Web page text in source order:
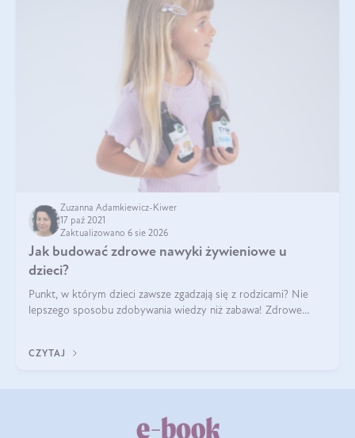
Zuzanna Adamkiewicz-Kiwer
17 paź 2021
Zaktualizowano 6 sie 2026
Jak budować zdrowe nawyki żywieniowe u
dzieci?
Punkt, w którym dzieci zawsze zgadzają się z rodzicami? Nie
lepszego sposobu zdobywania wiedzy niż zabawa! Zdrowe
CZYTAJ